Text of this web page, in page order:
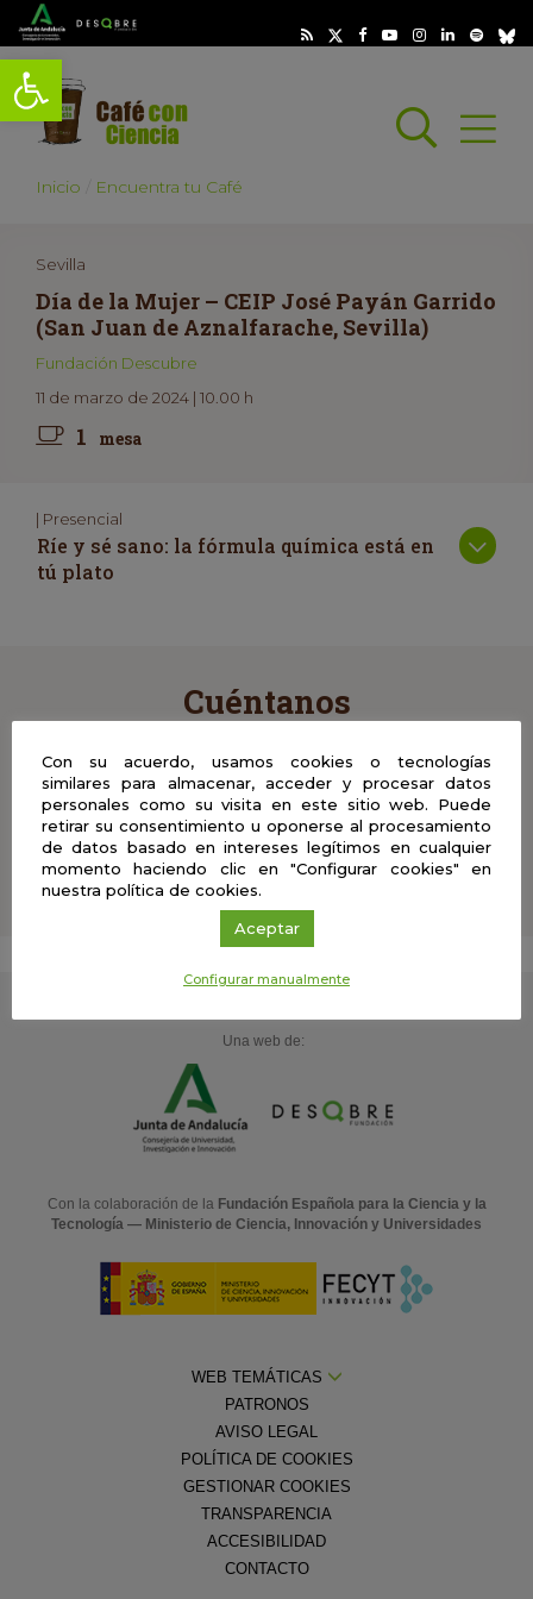
Abrir barra de herramientas
Abrir
Inicio Encuentra tu Café
Sevilla
Día de la Mujer – CEIP José Payán Garrido
(San Juan de Aznalfarache, Sevilla)
Fundación Descubre
11 de marzo de 2024 | 10.00 h
1 mesa
| Presencial
Ríe y sé sano: la fórmula química está en
tú plato
Cuéntanos
Comparte con nosotros tus comentarios, vídeos, fotos
y material didáctico del Café con Ciencia en el que
hayas participado y ayúdanos a enriquecer esta
experiencia
Una web de:
Con la colaboración de la Fundación Española para la Ciencia y la
Tecnología — Ministerio de Ciencia, Innovación y Universidades
WEB TEMÁTICAS
PATRONOS
AVISO LEGAL
POLÍTICA DE COOKIES
GESTIONAR COOKIES
TRANSPARENCIA
ACCESIBILIDAD
CONTACTO
Con su acuerdo, usamos cookies o tecnologías
similares para almacenar, acceder y procesar datos
personales como su visita en este sitio web. Puede
retirar su consentimiento u oponerse al procesamiento
de datos basado en intereses legítimos en cualquier
momento haciendo clic en "Configurar cookies" en
nuestra política de cookies.
Aceptar
Configurar manualmente